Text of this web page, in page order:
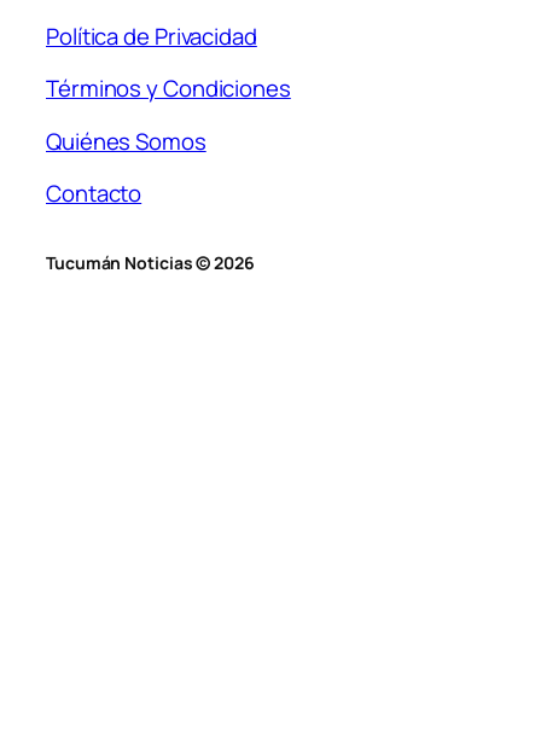
Política de Privacidad
Términos y Condiciones
Quiénes Somos
Contacto
Tucumán Noticias © 2026